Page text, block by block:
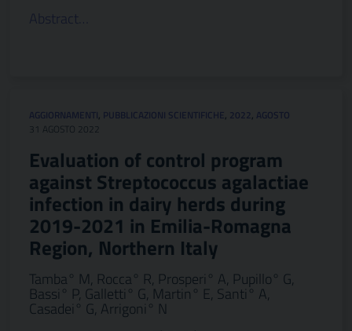
Abstract…
AGGIORNAMENTI, PUBBLICAZIONI SCIENTIFICHE, 2022, AGOSTO
31 AGOSTO 2022
Evaluation of control program
against Streptococcus agalactiae
infection in dairy herds during
2019-2021 in Emilia-Romagna
Region, Northern Italy
Tamba° M, Rocca° R, Prosperi° A, Pupillo° G,
Bassi° P, Galletti° G, Martin° E, Santi° A,
Casadei° G, Arrigoni° N